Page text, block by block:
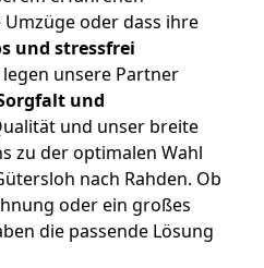
oder dass ihre
und stressfrei
unsere Partner
und
und unser breite
zu der optimalen Wahl
nach Rahden. Ob
oder ein großes
die passende Lösung